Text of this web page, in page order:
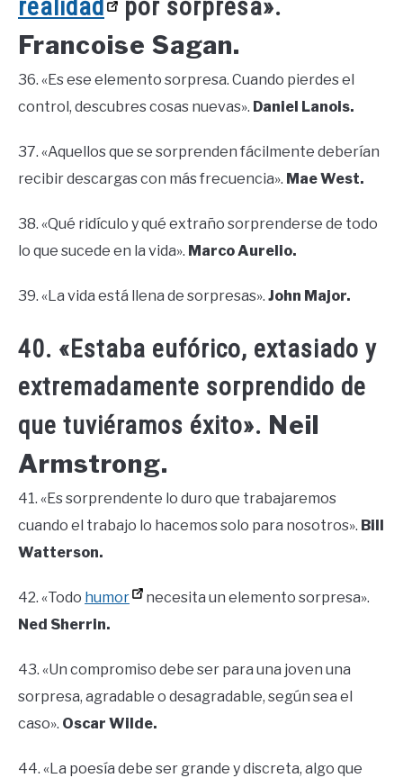
realidad por sorpresa».
Francoise Sagan.
36. «Es ese elemento sorpresa. Cuando pierdes el
control, descubres cosas nuevas». Daniel Lanois.
37. «Aquellos que se sorprenden fácilmente deberían
recibir descargas con más frecuencia». Mae West.
38. «Qué ridículo y qué extraño sorprenderse de todo
lo que sucede en la vida». Marco Aurelio.
39. «La vida está llena de sorpresas». John Major.
40. «Estaba eufórico, extasiado y
extremadamente sorprendido de
que tuviéramos éxito». Neil
Armstrong.
41. «Es sorprendente lo duro que trabajaremos
cuando el trabajo lo hacemos solo para nosotros». Bill
Watterson.
42. «Todo humor
necesita un elemento sorpresa».
Ned Sherrin.
43. «Un compromiso debe ser para una joven una
sorpresa, agradable o desagradable, según sea el
caso». Oscar Wilde.
44. «La poesía debe ser grande y discreta, algo que